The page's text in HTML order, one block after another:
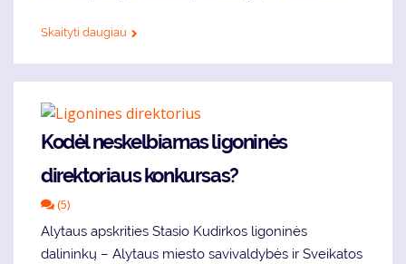
Skaityti daugiau
Kodėl neskelbiamas ligoninės
direktoriaus konkursas?
(5)
Alytaus apskrities Stasio Kudirkos ligoninės
dalininkų – Alytaus miesto savivaldybės ir Sveikatos